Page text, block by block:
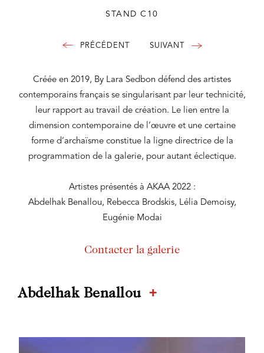
STAND C10
Créée en 2019, By Lara Sedbon défend des artistes
contemporains français se singularisant par leur technicité,
leur rapport au travail de création. Le lien entre la
dimension contemporaine de l’œuvre et une certaine
forme d’archaïsme constitue la ligne directrice de la
programmation de la galerie, pour autant éclectique.
Artistes présentés à AKAA 2022 :
Abdelhak Benallou, Rebecca Brodskis, Lélia Demoisy,
Eugénie Modai
Contacter la galerie
Abdelhak Benallou +